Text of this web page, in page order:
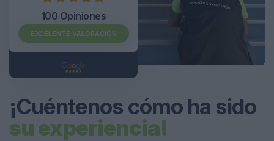
100 Opiniones
EXCELENTE VALORACIÓN
¡Cuéntenos cómo ha sido
su experiencia!